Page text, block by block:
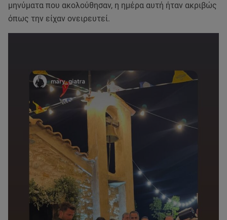
μηνύματα που ακολούθησαν, η ημέρα αυτή ήταν ακριβώς
όπως την είχαν ονειρευτεί.